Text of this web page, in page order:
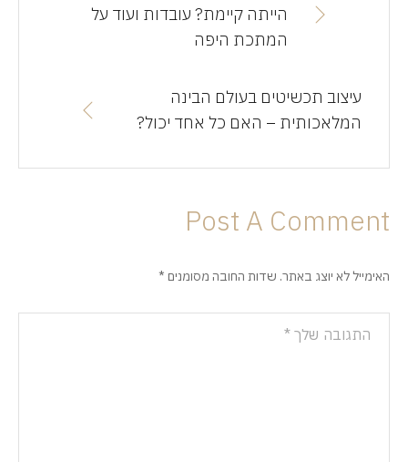
הייתה קיימת? עובדות ועוד על
המתכת היפה
עיצוב תכשיטים בעולם הבינה
המלאכותית – האם כל אחד יכול?
Post A Comment
האימייל לא יוצג באתר. שדות החובה מסומנים *